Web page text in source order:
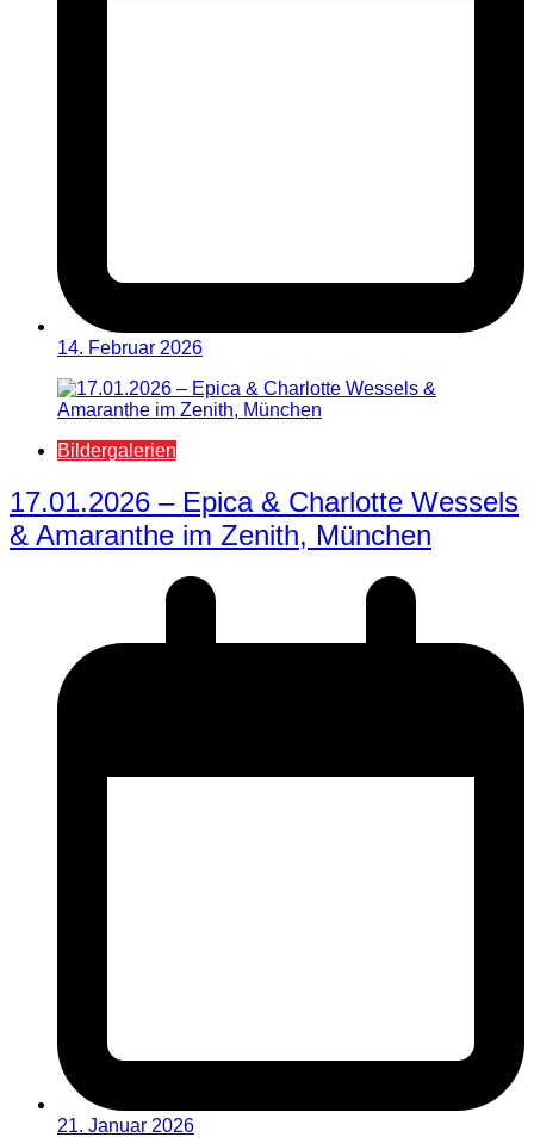
14. Februar 2026
Bildergalerien
17.01.2026 – Epica & Charlotte Wessels
& Amaranthe im Zenith, München
21. Januar 2026